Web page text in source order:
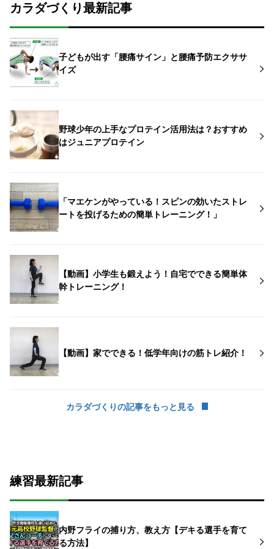
カラダづくり最新記事
子どもが出す「腰痛サイン」と腰痛予防エクササ
イズ
野球少年の上手なプロテイン活用法は？おすすめ
はジュニアプロテイン
「マエケンがやっている！スピンの効いたストレ
ートを投げるための簡単トレーニング！」
【動画】小学生も鍛えよう！自宅でできる簡単体
幹トレーニング！
【動画】家でできる！低学年向けの筋トレ紹介！
カラダづくりの記事をもっと見る
練習最新記事
内野フライの捕り方、教え方【デキる選手を育て
る方法】